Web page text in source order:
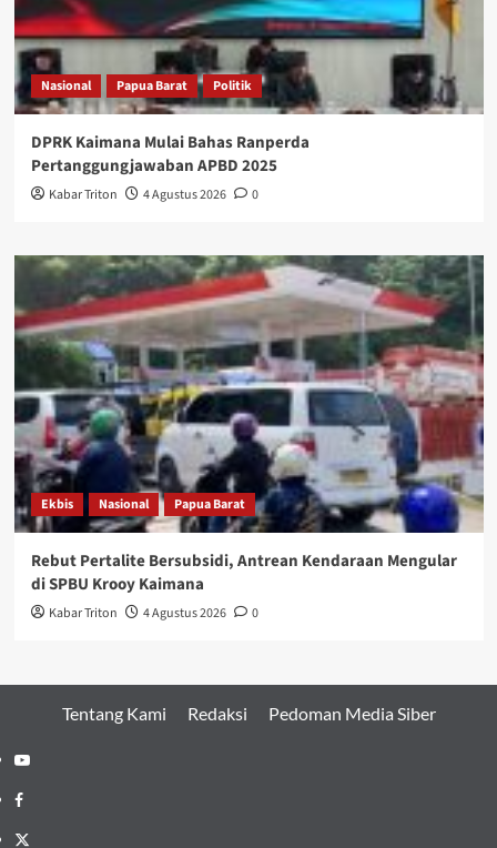
Nasional Papua Barat Politik
DPRK Kaimana Mulai Bahas Ranperda
Pertanggungjawaban APBD 2025
Kabar Triton 4 Agustus 2026 0
Ekbis Nasional Papua Barat
Rebut Pertalite Bersubsidi, Antrean Kendaraan Mengular
di SPBU Krooy Kaimana
Kabar Triton 4 Agustus 2026 0
Tentang Kami Redaksi Pedoman Media Siber
Youtube
Facebook
Twitter